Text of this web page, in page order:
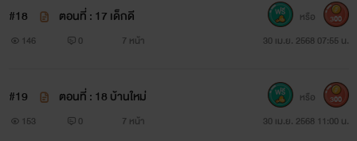
#18 ตอนที่ : 17 เด็กดี
146 0 7 หน้า 30 เม.ย. 2568 07:55 น.
หรือ 300
#19 ตอนที่ : 18 บ้านใหม่
153 0 7 หน้า 30 เม.ย. 2568 11:00 น.
หรือ 300